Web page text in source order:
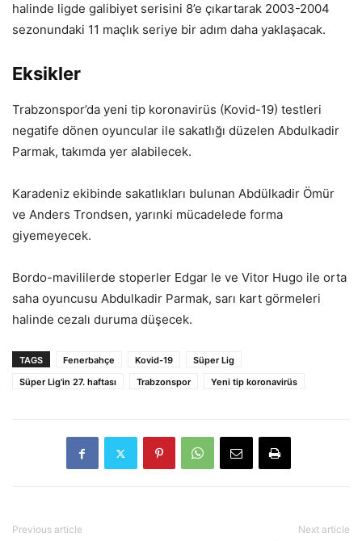
halinde ligde galibiyet serisini 8’e çıkartarak 2003-2004
sezonundaki 11 maçlık seriye bir adım daha yaklaşacak.
Eksikler
Trabzonspor’da yeni tip koronavirüs (Kovid-19) testleri
negatife dönen oyuncular ile sakatlığı düzelen Abdulkadir
Parmak, takımda yer alabilecek.
Karadeniz ekibinde sakatlıkları bulunan Abdülkadir Ömür
ve Anders Trondsen, yarınki mücadelede forma
giyemeyecek.
Bordo-mavililerde stoperler Edgar Ie ve Vitor Hugo ile orta
saha oyuncusu Abdulkadir Parmak, sarı kart görmeleri
halinde cezalı duruma düşecek.
TAGS Fenerbahçe Kovid-19
Süper Lig
Süper Lig'in 27. haftası
Trabzonspor Yeni tip koronavirüs
Previous article Next article